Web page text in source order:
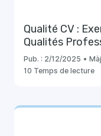
Qualité CV :
Qualités
Pub. : 2/12/2025 •
10 Temps de lecture